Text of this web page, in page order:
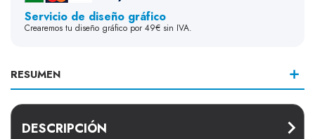
Servicio de diseño gráfico
Crearemos tu diseño gráfico por 49€ sin IVA.
RESUMEN
DESCRIPCIÓN